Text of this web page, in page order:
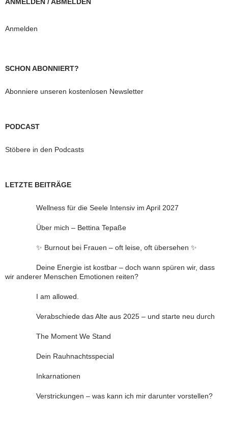
ANMELDEN / ABMELDEN
Anmelden
SCHON ABONNIERT?
Abonniere unseren kostenlosen Newsletter
PODCAST
Stöbere in den Podcasts
LETZTE BEITRÄGE
Wellness für die Seele Intensiv im April 2027
Über mich – Bettina Tepaße
✨ Burnout bei Frauen – oft leise, oft übersehen ✨
Deine Energie ist kostbar – doch wann spüren wir, dass
wir anderer Menschen Emotionen reiten?
I am allowed.
Verabschiede das Alte aus 2025 – und starte neu durch
The Moment We Stand
Dein Rauhnachtsspecial
Inkarnationen
Verstrickungen – was kann ich mir darunter vorstellen?